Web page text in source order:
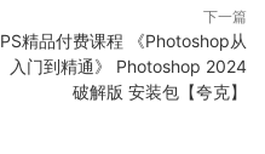
下一篇
PS精品付费课程 《Photoshop从
入门到精通》 Photoshop 2024
破解版 安装包【夸克】